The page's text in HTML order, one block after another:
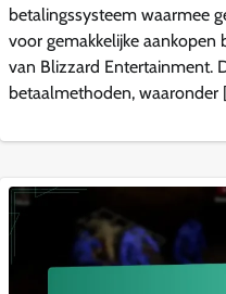
betalingssysteem waarmee
voor gemakkelijke
van Blizzard Entertainment.
betaalmethoden, waaronder